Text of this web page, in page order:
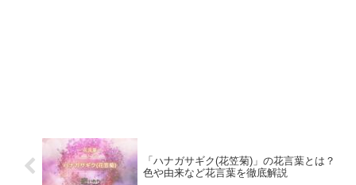
「ハナガサギク(花笠菊)」の花言葉とは？
色や由来など花言葉を徹底解説